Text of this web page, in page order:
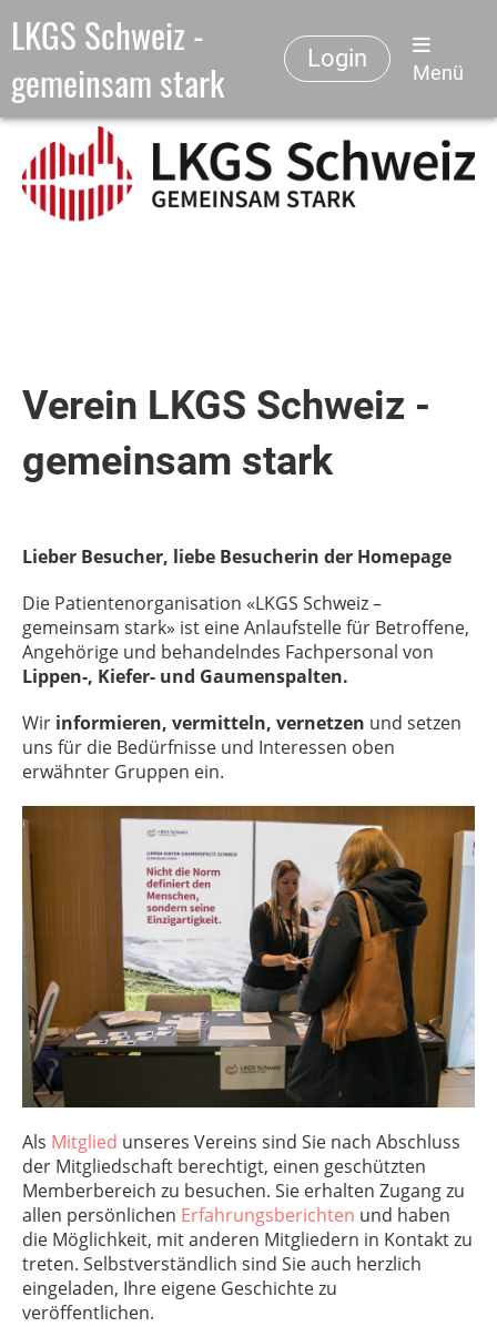
LKGS Schweiz -
gemeinsam stark
Login
Menü
Verein LKGS Schweiz -
gemeinsam stark
Lieber Besucher, liebe Besucherin der Homepage
Die Patientenorganisation «LKGS Schweiz –
gemeinsam stark» ist eine Anlaufstelle für Betroffene,
Angehörige und behandelndes Fachpersonal von
Lippen-, Kiefer- und Gaumenspalten.
Wir informieren, vermitteln, vernetzen und setzen
uns für die Bedürfnisse und Interessen oben
erwähnter Gruppen ein.
Als Mitglied unseres Vereins sind Sie nach Abschluss
der Mitgliedschaft berechtigt, einen geschützten
Memberbereich zu besuchen. Sie erhalten Zugang zu
allen persönlichen Erfahrungsberichten und haben
die Möglichkeit, mit anderen Mitgliedern in Kontakt zu
treten. Selbstverständlich sind Sie auch herzlich
eingeladen, Ihre eigene Geschichte zu
veröffentlichen.